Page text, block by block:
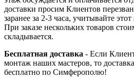
доставки просим Клиентов
заранее за 2-3 часа, учитывайте
При заказе нескольких товаров
складывается.
Бесплатная доставка - Если
монтаж наших мастеров, то
бесплатно по Симферополю!